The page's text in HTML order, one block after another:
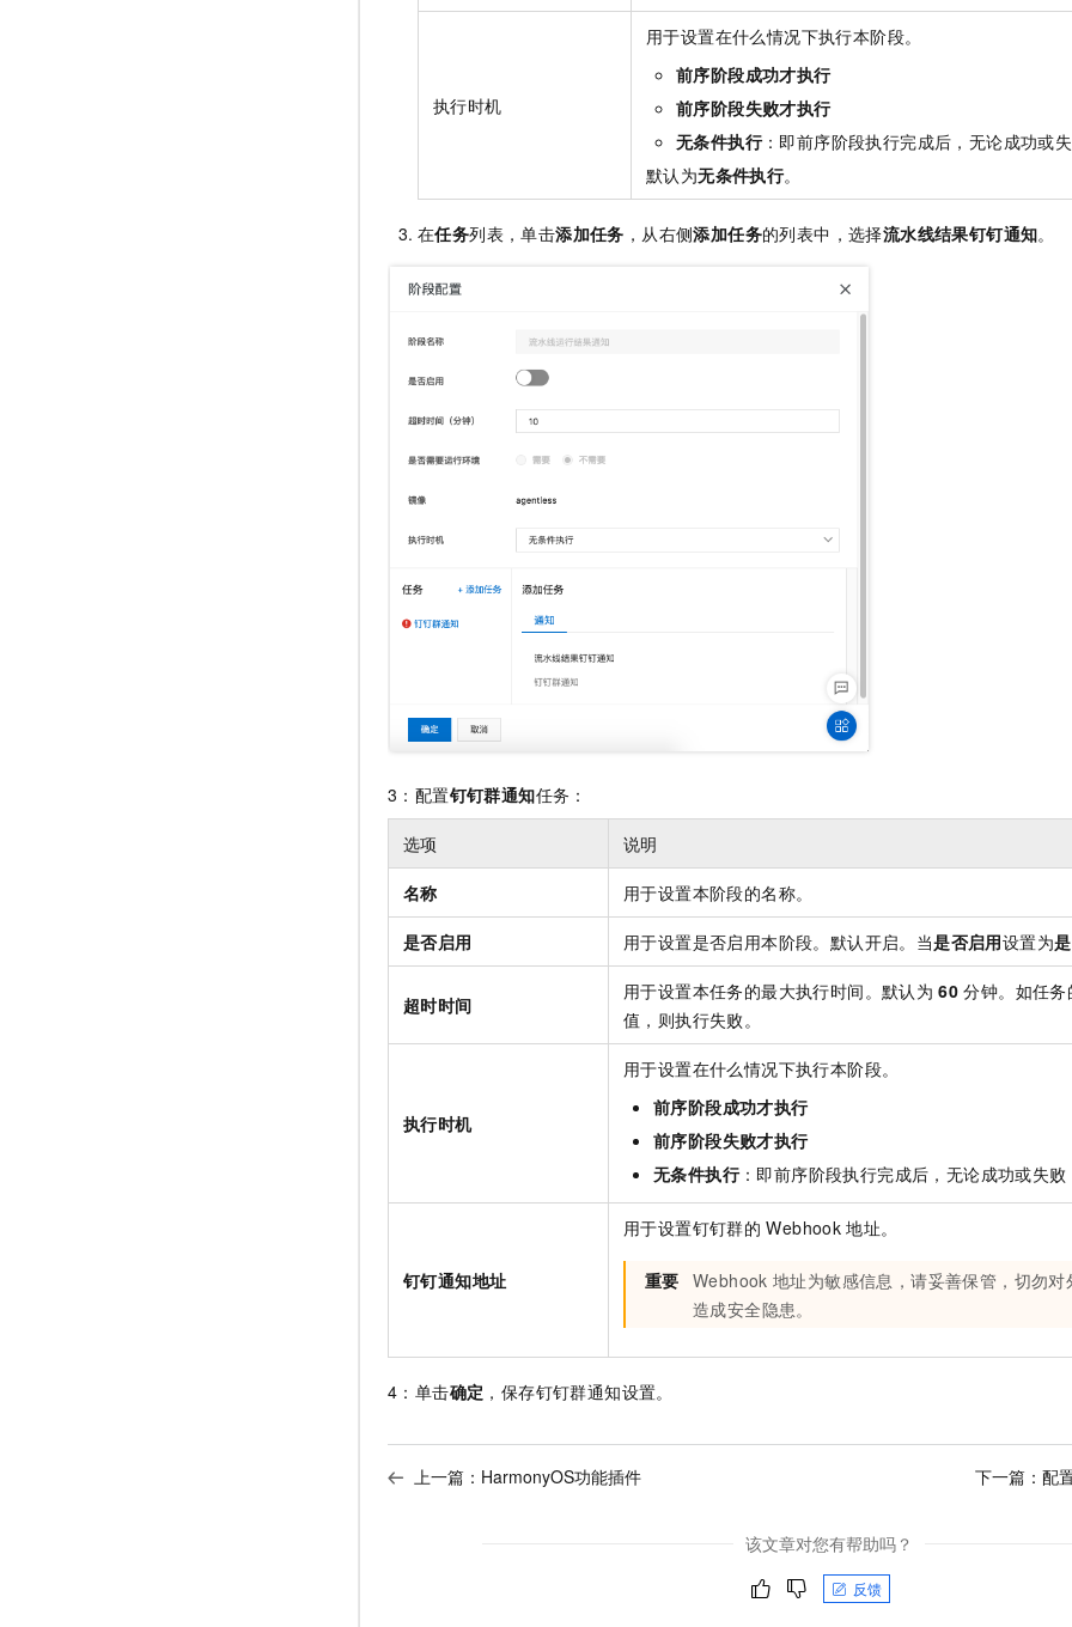
执行时机
用于设置在什么情况下执行本阶段。
前序阶段成功才执行
前序阶段失败才执行
无条件执行：即前序阶段执行完成后，无论成功或失
默认为无条件执行。
在任务列表，单击添加任务 ，从右侧添加任务的列表中，选择流水线结果钉钉通知。
3：配置钉钉群通知任务：
选项 说明
名称 用于设置本阶段的名称。
是否启用 用于设置是否启用本阶段。默认开启。当是否启用设置为是
超时时间
用于设置本任务的最大执行时间。默认为 60 分钟。如任
值，则执行失败。
执行时机
用于设置在什么情况下执行本阶段。
前序阶段成功才执行
前序阶段失败才执行
无条件执行：即前序阶段执行完成后，无论成功或失败
钉钉通知地址
用于设置钉钉群的 Webhook 地址。
重要 Webhook 地址为敏感信息，请妥善保管，切勿
造成安全隐患。
4：单击确定 ，保存钉钉群通知设置。
上一篇： HarmonyOS功能插件 下一篇： 配
该文章对您有帮助吗？
反馈